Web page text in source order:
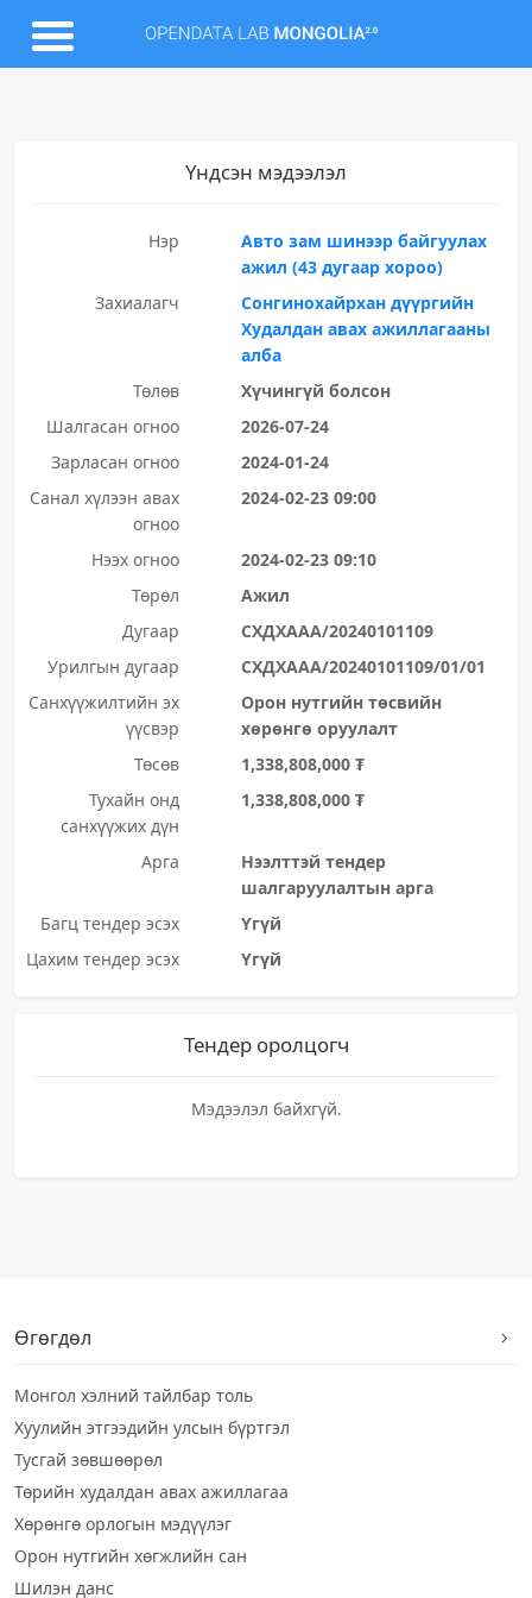
Үндсэн мэдээлэл
Нэр
Авто зам шинээр байгуулах
ажил (43 дугаар хороо)
Захиалагч
Сонгинохайрхан дүүргийн
Худалдан авах ажиллагааны
алба
Төлөв
Хүчингүй болсон
Шалгасан огноо
2026-07-24
Зарласан огноо
2024-01-24
Санал хүлээн авах
огноо
2024-02-23 09:00
Нээх огноо
2024-02-23 09:10
Төрөл
Ажил
Дугаар
СХДХААА/20240101109
Урилгын дугаар
СХДХААА/20240101109/01/01
Санхүүжилтийн эх
үүсвэр
Орон нутгийн төсвийн
хөрөнгө оруулалт
Төсөв
1,338,808,000 ₮
Тухайн онд
санхүүжих дүн
1,338,808,000 ₮
Арга
Нээлттэй тендер
шалгаруулалтын арга
Багц тендер эсэх
Үгүй
Цахим тендер эсэх
Үгүй
Тендер оролцогч
Мэдээлэл байхгүй.
Өгөгдөл
Монгол хэлний тайлбар толь
Хуулийн этгээдийн улсын бүртгэл
Тусгай зөвшөөрөл
Төрийн худалдан авах ажиллагаа
Хөрөнгө орлогын мэдүүлэг
Орон нутгийн хөгжлийн сан
Шилэн данс